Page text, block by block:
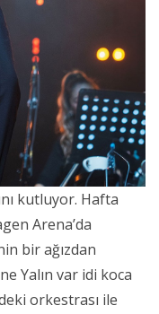
kutluyor. Hafta
Arena’da
bir ağızdan
Yalın var idi koca
orkestrası ile